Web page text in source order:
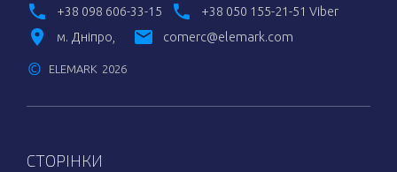
+38 098 606-33-15
+38 050 155-21-51 Viber
м. Дніпро
comerc@elemark.com
© ELEMARK 2026
СТОРІНКИ